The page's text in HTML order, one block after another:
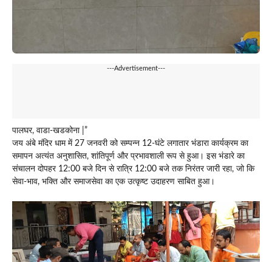
---Advertisement---
पालघर, वाडा‑खडकोना |”
जय अंबे मंदिर धाम में 27 जनवरी को सम्पन्न 12‑घंटे लगातार भंडारा कार्यक्रम का
समापन अत्यंत अनुशासित, शांतिपूर्ण और प्रभावशाली रूप से हुआ। इस भंडारे का
संचालन दोपहर 12:00 बजे दिन से रात्रि 12:00 बजे तक निरंतर जारी रहा, जो कि
सेवा‑भाव, भक्ति और समाजसेवा का एक उत्कृष्ट उदाहरण साबित हुआ।